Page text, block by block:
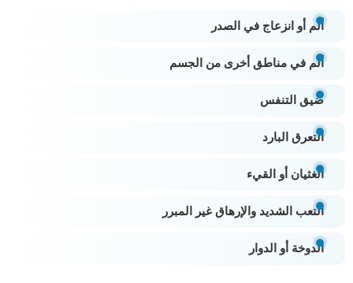
ألم أو انزعاج في الصدر
ألم في مناطق أخرى من الجسم
ضيق التنفس
التعرق البارد
الغثيان أو القيء
التعب الشديد والإرهاق غير المبرر
الدوخة أو الدوار